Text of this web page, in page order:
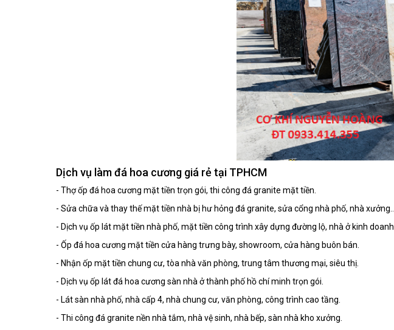
Dịch vụ làm đá hoa cương giá rẻ tại TPHCM
- Thợ ốp đá hoa cương mặt tiền trọn gói, thi công đá granite mặt tiền.
- Sửa chữa và thay thế mặt tiền nhà bị hư hỏng đá granite, sửa cổng nhà phố, nhà xưởng…
- Dịch vụ ốp lát mặt tiền nhà phố, mặt tiền công trình xây dựng đường lộ, nhà ở kinh doanh.
- Ốp đá hoa cương mặt tiền cửa hàng trưng bày, showroom, cửa hàng buôn bán.
- Nhận ốp mặt tiền chung cư, tòa nhà văn phòng, trung tâm thương mại, siêu thị.
- Dịch vụ ốp lát đá hoa cương sàn nhà ở thành phố hồ chí minh trọn gói.
- Lát sàn nhà phố, nhà cấp 4, nhà chung cư, văn phòng, công trình cao tầng.
- Thi công đá granite nền nhà tắm, nhà vệ sinh, nhà bếp, sàn nhà kho xưởng.